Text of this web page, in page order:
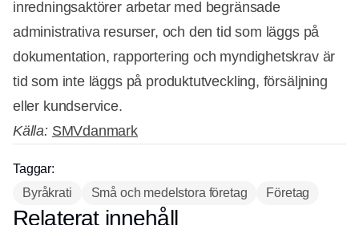
inredningsaktörer arbetar med begränsade
administrativa resurser, och den tid som läggs på
dokumentation, rapportering och myndighetskrav är
tid som inte läggs på produktutveckling, försäljning
eller kundservice.
Källa: SMVdanmark
Taggar:
Byråkrati
Små och medelstora företag Företag
Annons
Relaterat innehåll